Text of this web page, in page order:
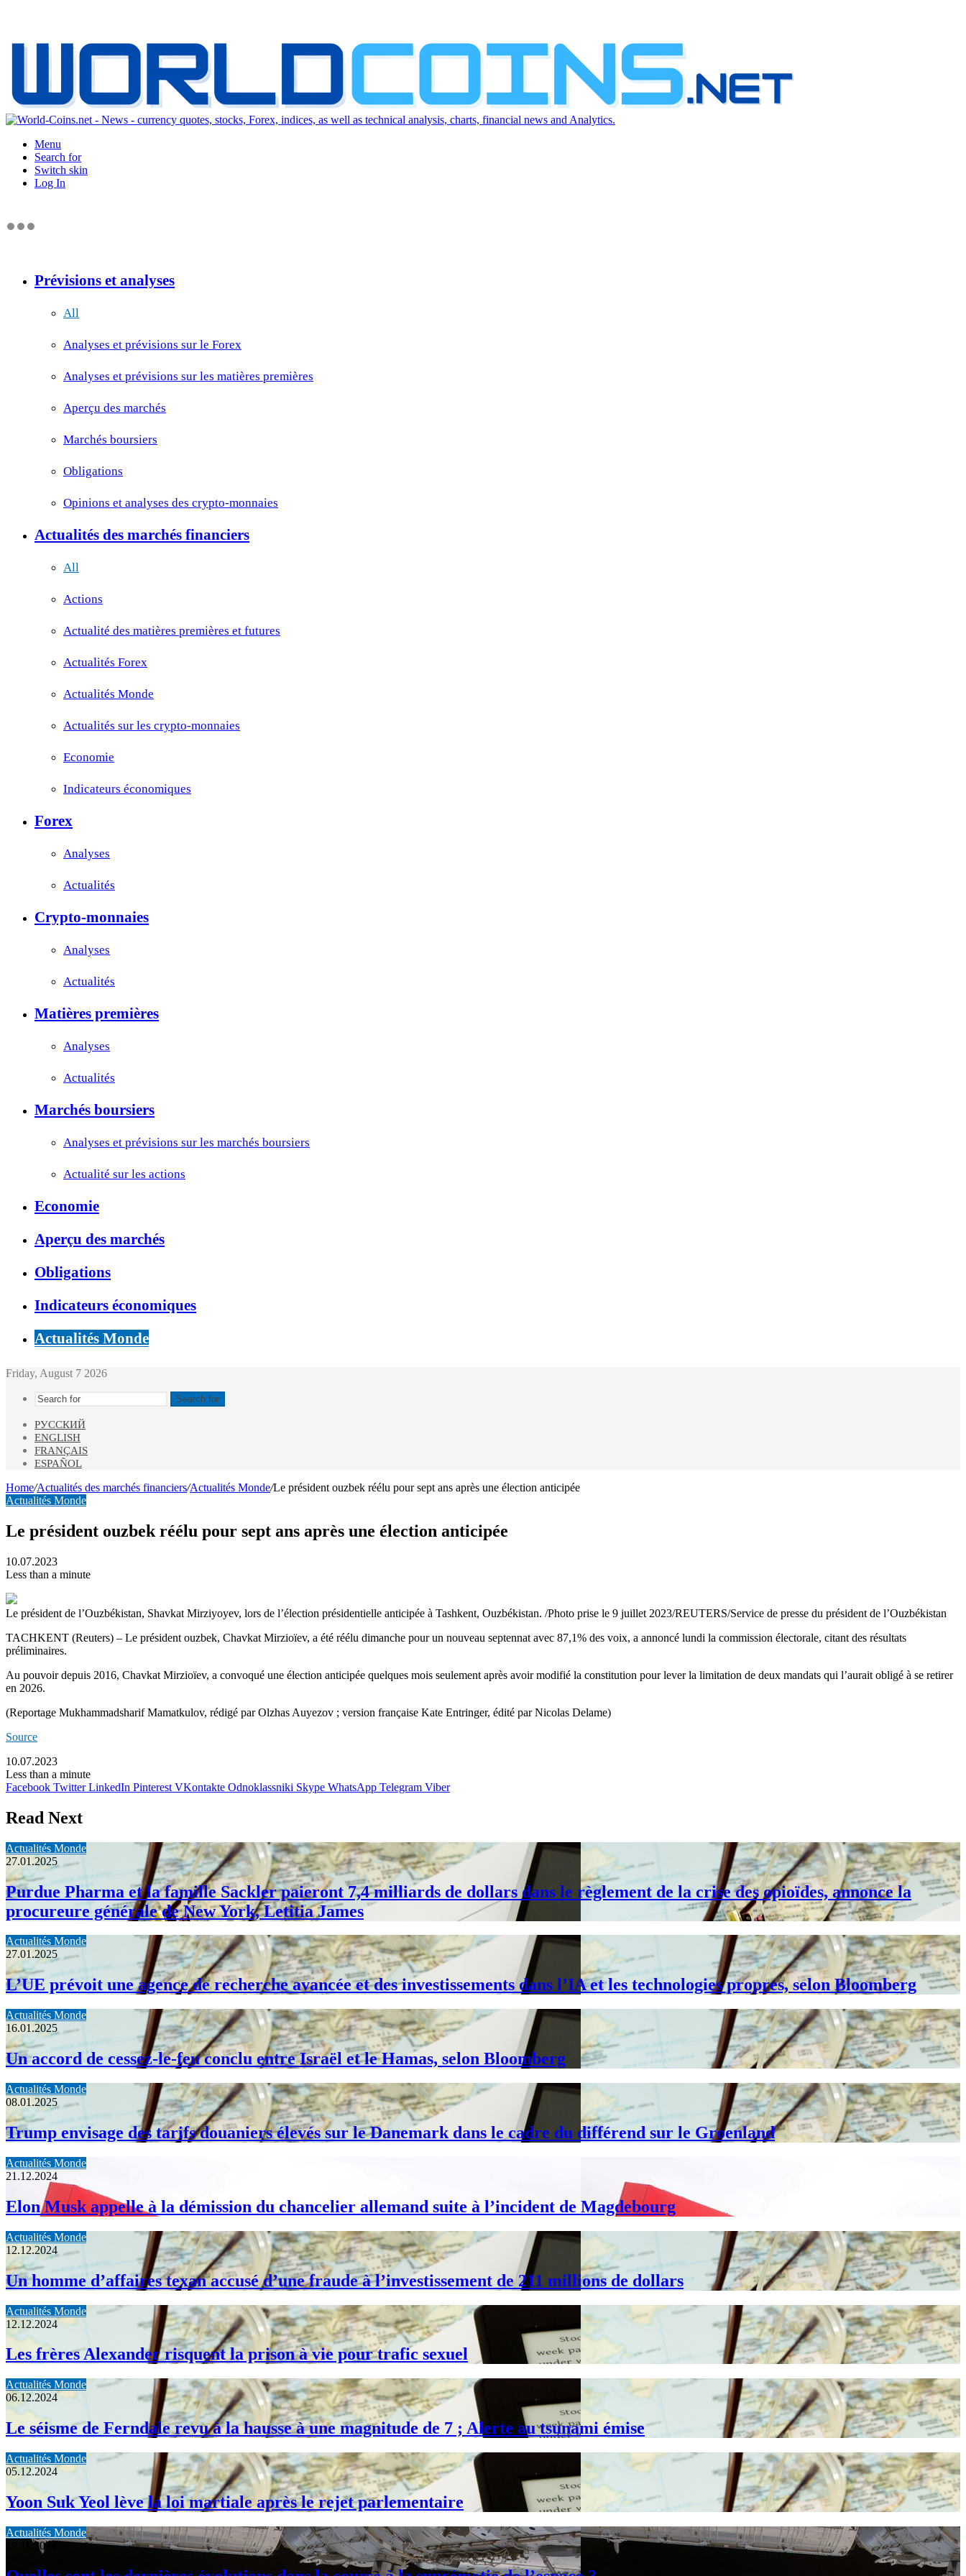
Menu
Search for
Switch skin
Log In
Prévisions et analyses
All
Analyses et prévisions sur le Forex
Analyses et prévisions sur les matières premières
Aperçu des marchés
Marchés boursiers
Obligations
Opinions et analyses des crypto-monnaies
Actualités des marchés financiers
All
Actions
Actualité des matières premières et futures
Actualités Forex
Actualités Monde
Actualités sur les crypto-monnaies
Economie
Indicateurs économiques
Forex
Analyses
Actualités
Crypto-monnaies
Analyses
Actualités
Matières premières
Analyses
Actualités
Marchés boursiers
Analyses et prévisions sur les marchés boursiers
Actualité sur les actions
Economie
Aperçu des marchés
Obligations
Indicateurs économiques
Actualités Monde
Friday, August 7 2026
Search for
РУССКИЙ
ENGLISH
FRANÇAIS
ESPAÑOL
Home/Actualités des marchés financiers/Actualités Monde/Le président ouzbek réélu pour sept ans après une élection anticipée
Actualités Monde
Le président ouzbek réélu pour sept ans après une élection anticipée
10.07.2023
Less than a minute
Le président de l’Ouzbékistan, Shavkat Mirziyoyev, lors de l’élection présidentielle anticipée à Tashkent, Ouzbékistan. /Photo prise le 9 juillet 2023/REUTERS/Service de presse du président de l’Ouzbékistan
TACHKENT (Reuters) – Le président ouzbek, Chavkat Mirzioïev, a été réélu dimanche pour un nouveau septennat avec 87,1% des voix, a annoncé lundi la commission électorale, citant des résultats
préliminaires.
Au pouvoir depuis 2016, Chavkat Mirzioïev, a convoqué une élection anticipée quelques mois seulement après avoir modifié la constitution pour lever la limitation de deux mandats qui l’aurait obligé à se retirer
en 2026.
(Reportage Mukhammadsharif Mamatkulov, rédigé par Olzhas Auyezov ; version française Kate Entringer, édité par Nicolas Delame)
Source
10.07.2023
Less than a minute
Facebook Twitter LinkedIn Pinterest VKontakte Odnoklassniki Skype WhatsApp Telegram Viber
Read Next
Actualités Monde
27.01.2025
Purdue Pharma et la famille Sackler paieront 7,4 milliards de dollars dans le règlement de la crise des opioïdes, annonce la
procureure générale de New York, Letitia James
Actualités Monde
27.01.2025
L’UE prévoit une agence de recherche avancée et des investissements dans l’IA et les technologies propres, selon Bloomberg
Actualités Monde
16.01.2025
Un accord de cessez-le-feu conclu entre Israël et le Hamas, selon Bloomberg
Actualités Monde
08.01.2025
Trump envisage des tarifs douaniers élevés sur le Danemark dans le cadre du différend sur le Groenland
Actualités Monde
21.12.2024
Elon Musk appelle à la démission du chancelier allemand suite à l’incident de Magdebourg
Actualités Monde
12.12.2024
Un homme d’affaires texan accusé d’une fraude à l’investissement de 211 millions de dollars
Actualités Monde
12.12.2024
Les frères Alexander risquent la prison à vie pour trafic sexuel
Actualités Monde
06.12.2024
Le séisme de Ferndale revu à la hausse à une magnitude de 7 ; Alerte au tsunami émise
Actualités Monde
05.12.2024
Yoon Suk Yeol lève la loi martiale après le rejet parlementaire
Actualités Monde
19.11.2024